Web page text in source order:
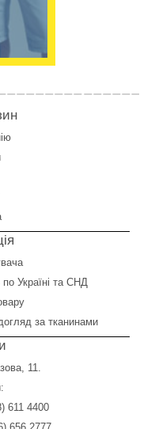
Україні та СНД
за тканинами
11.
611 4400